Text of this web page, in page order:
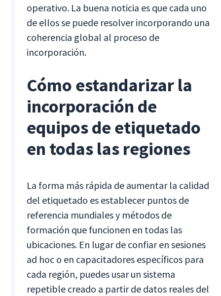
operativo. La buena noticia es que cada uno
de ellos se puede resolver incorporando una
coherencia global al proceso de
incorporación.
Cómo estandarizar la
incorporación de
equipos de etiquetado
en todas las regiones
La forma más rápida de aumentar la calidad
del etiquetado es establecer puntos de
referencia mundiales y métodos de
formación que funcionen en todas las
ubicaciones. En lugar de confiar en sesiones
ad hoc o en capacitadores específicos para
cada región, puedes usar un sistema
repetible creado a partir de datos reales del